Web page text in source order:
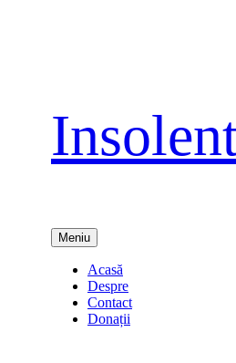
Meniu
Acasă
Despre
Contact
Donații